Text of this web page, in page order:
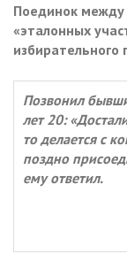
Поединок
«эталонных
избирательного
Позвонил
лет 20:
то делается с
поздно
ему ответил.